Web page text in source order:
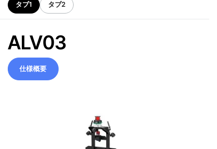
タブ1 タブ2
ALV03
仕様概要